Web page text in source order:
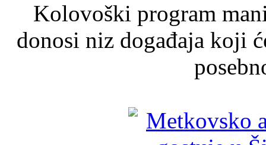
Kolovoški program
donosi niz događaja koji